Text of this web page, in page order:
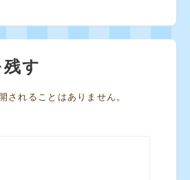
す
されることはありません。